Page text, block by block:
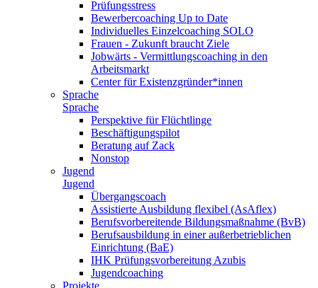
Prüfungsstress
Bewerbercoaching Up to Date
Individuelles Einzelcoaching SOLO
Frauen - Zukunft braucht Ziele
Jobwärts - Vermittlungscoaching in den
Arbeitsmarkt
Center für Existenzgründer*innen
Sprache
Sprache
Perspektive für Flüchtlinge
Beschäftigungspilot
Beratung auf Zack
Nonstop
Jugend
Jugend
Übergangscoach
Assistierte Ausbildung flexibel (AsAflex)
Berufsvorbereitende Bildungsmaßnahme (BvB)
Berufsausbildung in einer außerbetrieblichen
Einrichtung (BaE)
IHK Prüfungsvorbereitung Azubis
Jugendcoaching
Projekte